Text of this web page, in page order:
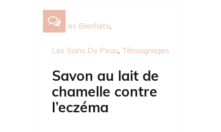
Les Bienfaits
Les Soins De Peau Témoignages
Savon au lait de
chamelle contre
l’eczéma